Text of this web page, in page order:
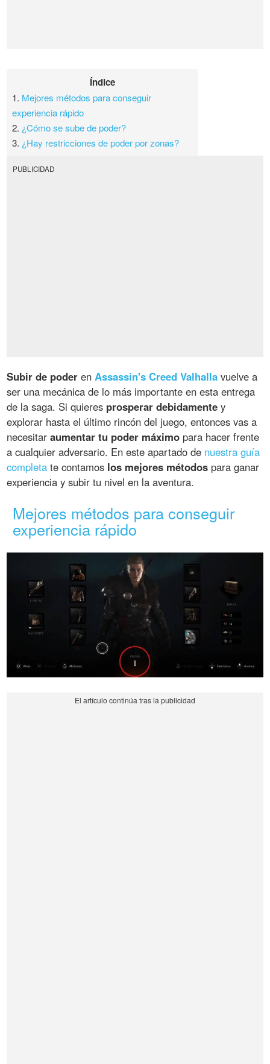
Índice
1. Mejores métodos para conseguir
experiencia rápido
2. ¿Cómo se sube de poder?
3. ¿Hay restricciones de poder por zonas?
PUBLICIDAD
Subir de poder enAssassin's Creed Valhalla vuelve a
ser una mecánica de lo más importante en esta entrega
de la saga. Si quieres prosperar debidamente y
explorar hasta el último rincón del juego, entonces vas a
necesitaraumentar tu poder máximo para hacer frente
a cualquier adversario. En este apartado de nuestra guía
completa te contamos los mejores métodos para ganar
experiencia y subir tu nivel en la aventura.
Mejores métodos para conseguir
experiencia rápido